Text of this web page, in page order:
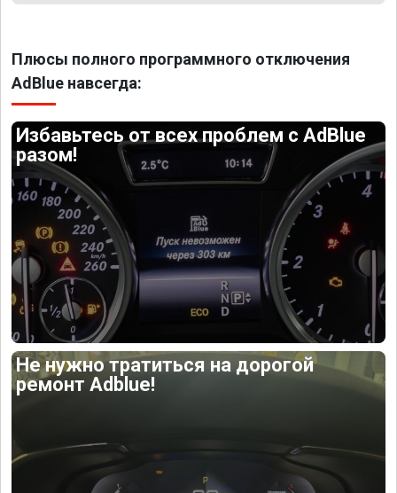
Плюсы полного программного отключения
AdBlue навсегда:
Избавьтесь от всех проблем с AdBlue
разом!
Не нужно тратиться на дорогой
ремонт Adblue!